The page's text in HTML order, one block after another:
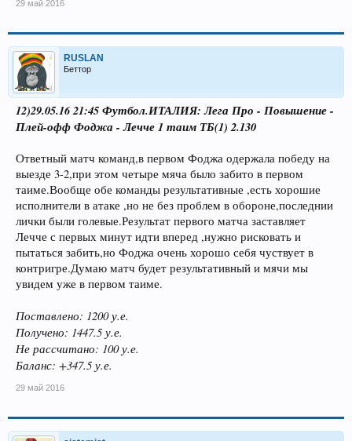
29 май 2016
RUSLAN
Беттор
12)29.05.16 21:45 Футбол.ИТАЛИЯ: Лега Про - Повышение -
Плей-офф Фоджа - Лечче 1 таим ТБ(1) 2.130
Ответный матч команд,в первом Фоджа одержала победу на
выезде 3-2,при этом четыре мяча было забито в первом
таиме.Вообще обе команды результативные ,есть хорошие
исполнители в атаке ,но не без проблем в обороне,последнии
лички были голевые.Результат первого матча заставляет
Лечче с первых минут идти вперед ,нужно рисковать и
пытаться забить,но Фоджа очень хорошо себя чуствует в
контригре.Думаю матч будет результативный и мячи мы
увидем уже в первом таиме.
Поставлено: 1200 у.е.
Получено: 1447.5 у.е.
Не рассчитано: 100 у.е.
Баланс: +347.5 у.е.
29 май 2016